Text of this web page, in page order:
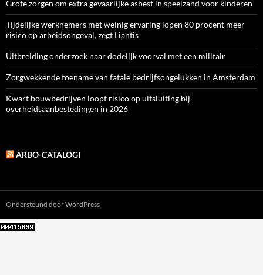
Grote zorgen om extra gevaarlijke asbest in speelzand voor kinderen
Tijdelijke werknemers met weinig ervaring lopen 80 procent meer
risico op arbeidsongeval, zegt Liantis
Uitbreiding onderzoek naar dodelijk voorval met een militair
Zorgwekkende toename van fatale bedrijfsongelukken in Amsterdam
Kwart bouwbedrijven loopt risico op uitsluiting bij
overheidsaanbestedingen in 2026
ARBO-CATALOGI
Ondersteund door WordPress